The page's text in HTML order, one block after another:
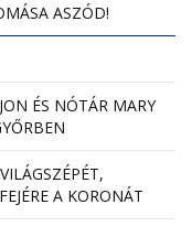
ASZÓD!
ÉS NÓTÁR MARY
A KORONÁT